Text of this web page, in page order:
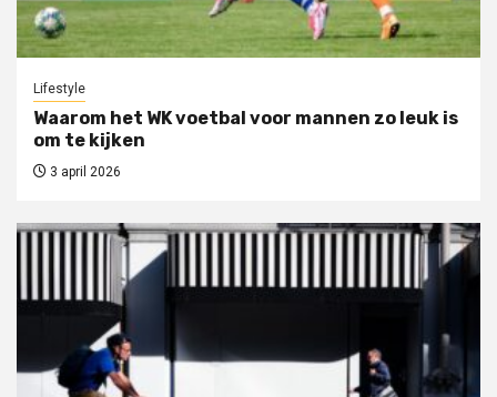
Lifestyle
Waarom het WK voetbal voor mannen zo leuk is
om te kijken
3 april 2026